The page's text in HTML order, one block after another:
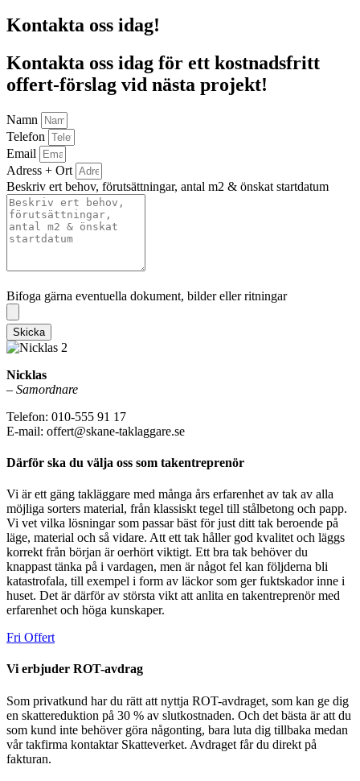
Kontakta oss idag!
Kontakta oss idag för ett kostnadsfritt
offert-förslag vid nästa projekt!
Namn
Telefon
Email
Adress + Ort
Beskriv ert behov, förutsättningar, antal m2 & önskat startdatum
Bifoga gärna eventuella dokument, bilder eller ritningar
Skicka
Nicklas
– Samordnare
Telefon: 010-555 91 17
E-mail: offert@skane-taklaggare.se
Därför ska du välja oss som takentreprenör
Vi är ett gäng takläggare med många års erfarenhet av tak av alla
möjliga sorters material, från klassiskt tegel till stålbetong och papp.
Vi vet vilka lösningar som passar bäst för just ditt tak beroende på
läge, material och så vidare. Att ett tak håller god kvalitet och läggs
korrekt från början är oerhört viktigt. Ett bra tak behöver du
knappast tänka på i vardagen, men är något fel kan följderna bli
katastrofala, till exempel i form av läckor som ger fuktskador inne i
huset. Det är därför av största vikt att anlita en takentreprenör med
erfarenhet och höga kunskaper.
Fri Offert
Vi erbjuder ROT-avdrag
Som privatkund har du rätt att nyttja ROT-avdraget, som kan ge dig
en skattereduktion på 30 % av slutkostnaden. Och det bästa är att du
som kund inte behöver göra någonting, bara luta dig tillbaka medan
vår takfirma kontaktar Skatteverket. Avdraget får du direkt på
fakturan.